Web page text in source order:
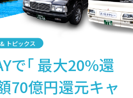
で｢ 最大20%還
70億円還元キャ
トピックス